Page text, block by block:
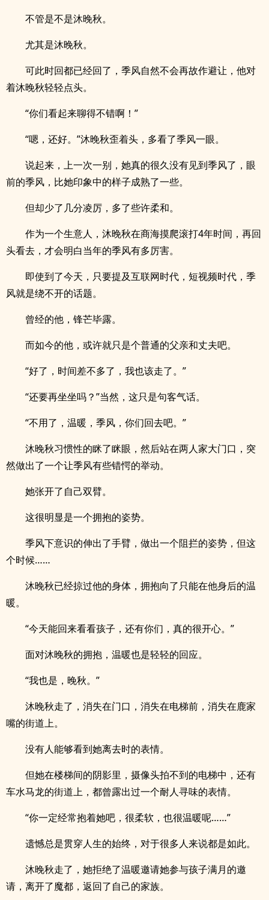
不管是不是沐晚秋。
尤其是沐晚秋。
可此时回都已经回了，季风自然不会再故作避让，他对
着沐晚秋轻轻点头。
“你们看起来聊得不错啊！”
“嗯，还好。”沐晚秋歪着头，多看了季风一眼。
说起来，上一次一别，她真的很久没有见到季风了，眼
前的季风，比她印象中的样子成熟了一些。
但却少了几分凌厉，多了些许柔和。
作为一个生意人，沐晚秋在商海摸爬滚打4年时间，再回
头看去，才会明白当年的季风有多厉害。
即使到了今天，只要提及互联网时代，短视频时代，季
风就是绕不开的话题。
曾经的他，锋芒毕露。
而如今的他，或许就只是个普通的父亲和丈夫吧。
“好了，时间差不多了，我也该走了。”
“还要再坐坐吗？”当然，这只是句客气话。
“不用了，温暖，季风，你们回去吧。”
沐晚秋习惯性的眯了眯眼，然后站在两人家大门口，突
然做出了一个让季风有些错愕的举动。
她张开了自己双臂。
这很明显是一个拥抱的姿势。
季风下意识的伸出了手臂，做出一个阻拦的姿势，但这
个时候……
沐晚秋已经掠过他的身体，拥抱向了只能在他身后的温
暖。
“今天能回来看看孩子，还有你们，真的很开心。”
面对沐晚秋的拥抱，温暖也是轻轻的回应。
“我也是，晚秋。”
沐晚秋走了，消失在门口，消失在电梯前，消失在鹿家
嘴的街道上。
没有人能够看到她离去时的表情。
但她在楼梯间的阴影里，摄像头拍不到的电梯中，还有
车水马龙的街道上，都曾露出过一个耐人寻味的表情。
“你一定经常抱着她吧，很柔软，也很温暖呢……”
遗憾总是贯穿人生的始终，对于很多人来说都是如此。
沐晚秋走了，她拒绝了温暖邀请她参与孩子满月的邀
请，离开了魔都，返回了自己的家族。